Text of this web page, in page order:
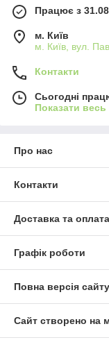
Працює з
м. Київ
м. Київ, вул.
Контакти
Сьогодні
Показати
Про нас
Контакти
Доставка та оплата
Графік роботи
Повна версія сайту
Сайт створено на